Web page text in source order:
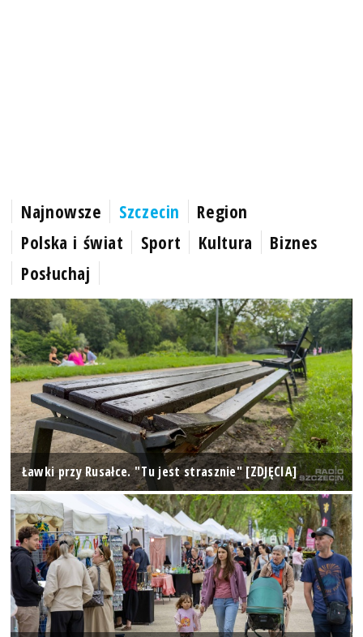
Najnowsze Szczecin
Region
Polska i świat
Sport Kultura
Biznes
Posłuchaj
Ławki przy Rusałce. "Tu jest strasznie" [ZDJĘCIA]